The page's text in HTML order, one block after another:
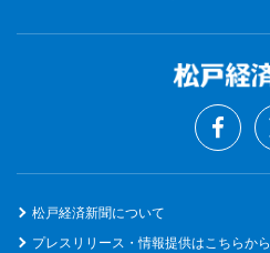
松戸経済新聞について
プレスリリース・情報提供はこちらから